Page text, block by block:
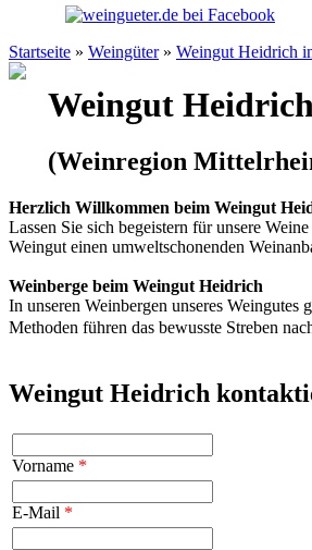
Startseite » Weingüter » Weingut Heidrich
Weingut
(Weinregion
Herzlich Willkommen beim Weingut
Lassen Sie sich begeistern für unsere
Weingut einen umweltschonenden
Weinberge beim Weingut Heidrich
In unseren Weinbergen unseres
Methoden führen das bewusste Streben
Weingut Heidrich
Vorname *
E-Mail *